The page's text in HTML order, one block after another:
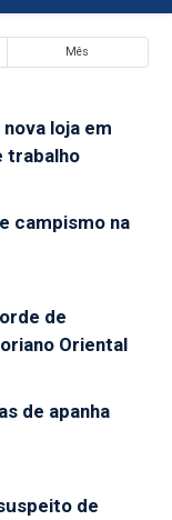
Mês
loja em
trabalho
campismo na
de
Oriental
de apanha
de